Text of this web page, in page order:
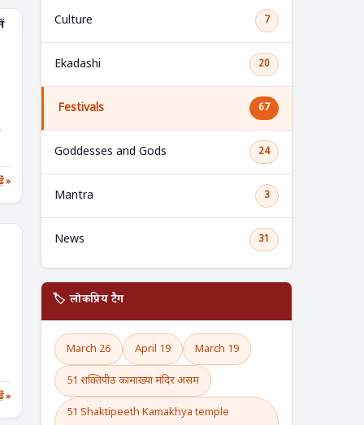
»
»
Culture 7
Ekadashi 20
Festivals 67
Goddesses and Gods 24
Mantra 3
News 31
🏷️ लोकप्रिय टैग
March 26 April 19 March 19
51 शक्तिपीठ कामाख्या मंदिर असम
51 Shaktipeeth Kamakhya temple